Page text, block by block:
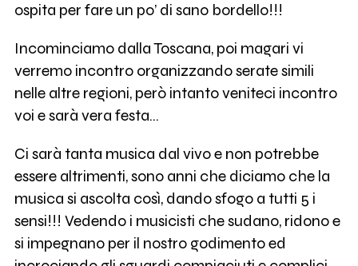
ospita per fare un po’ di sano bordello!!!
Incominciamo dalla Toscana, poi magari vi
verremo incontro organizzando serate simili
nelle altre regioni, però intanto veniteci incontro
voi e sarà vera festa…
Ci sarà tanta musica dal vivo e non potrebbe
essere altrimenti, sono anni che diciamo che la
musica si ascolta così, dando sfogo a tutti 5 i
sensi!!! Vedendo i musicisti che sudano, ridono e
si impegnano per il nostro godimento ed